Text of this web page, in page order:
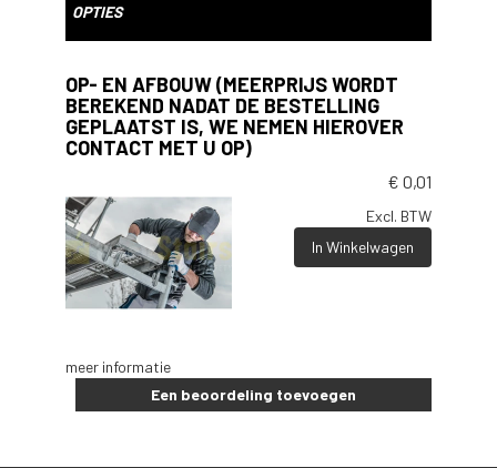
OPTIES
OP- EN AFBOUW (MEERPRIJS WORDT
BEREKEND NADAT DE BESTELLING
GEPLAATST IS, WE NEMEN HIEROVER
CONTACT MET U OP)
€ 0,01
Excl. BTW
In Winkelwagen
meer informatie
Een beoordeling toevoegen